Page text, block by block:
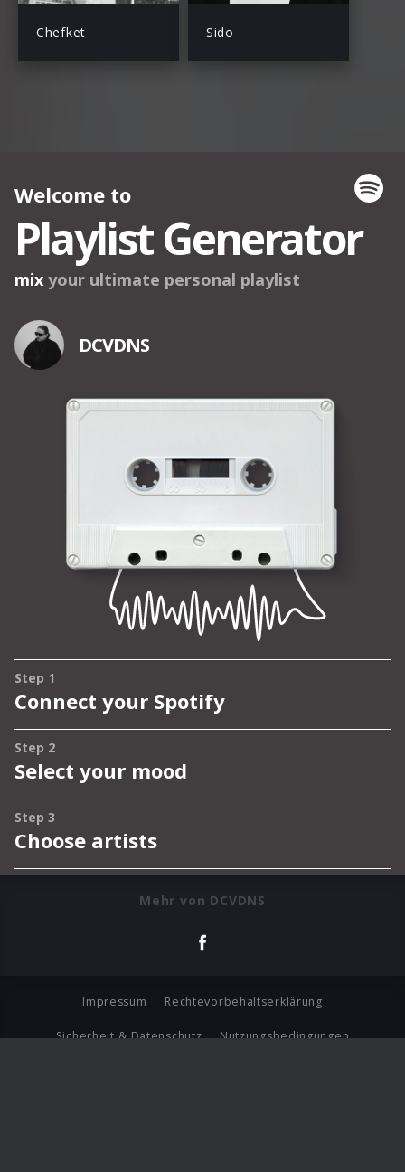
Chefket Sido
Mehr von DCVDNS
Impressum Rechtevorbehaltserklärung
Sicherheit & Datenschutz Nutzungsbedingungen